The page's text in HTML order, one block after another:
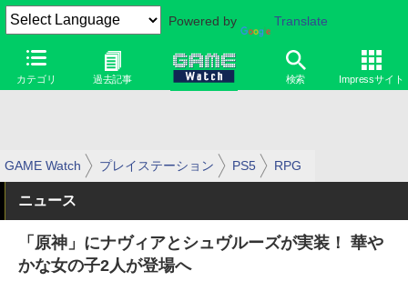
Powered by Translate
カテゴリ 過去記事 検索 Impressサイト
GAME Watch プレイステーション PS5 RPG
ニュース
「原神」にナヴィアとシュヴルーズが実装！ 華や
かな女の子2人が登場へ